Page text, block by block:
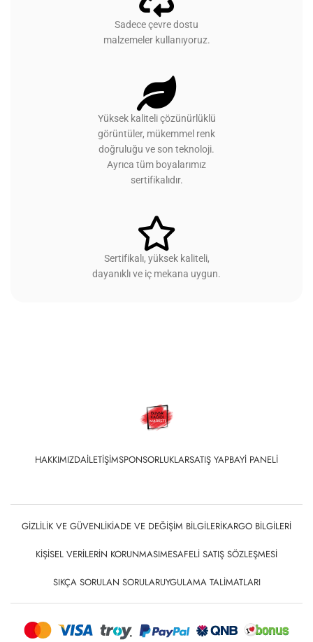
Sadece çevre dostu
malzemeler kullanıyoruz.
Yüksek kaliteli çözünürlüklü
görüntüler, mükemmel renk
doğruluğu ve son teknoloji.
Ayrıca tüm boyalarımız
sertifikalıdır.
Sertifikalı, yüksek kaliteli,
dayanıklı ve iç mekana uygun.
HAKKIMIZDAİLETIŞIMSPONSORLUKLARSATIŞ YAPBAYI PANELI
GIZLILIK VE GÜVENLIKİADE VE DEĞIŞIM BILGILERIKARGO BILGILERI
KIŞISEL VERILERIN KORUNMASIMESAFELI SATIŞ SÖZLEŞMESI
SIKÇA SORULAN SORULARUYGULAMA TALIMATLARI